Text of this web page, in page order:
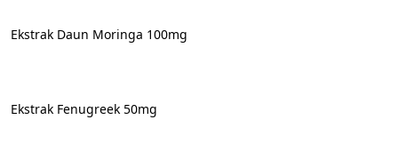
Ekstrak Daun Moringa 100mg
Ekstrak Fenugreek 50mg